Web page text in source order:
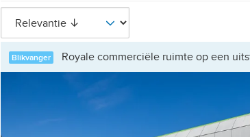
Blikvanger Royale commerciële ruimte op een